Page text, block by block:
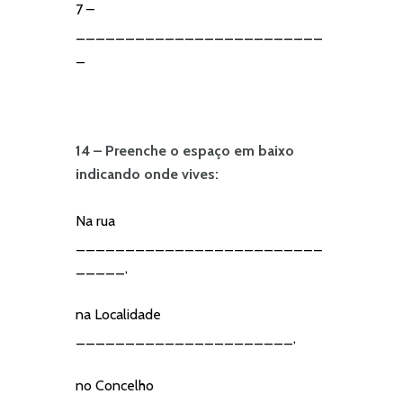
7 –
14 – Preenche o espaço em baixo
indicando onde vives:
Na rua
_____,
na Localidade
______________________,
no Concelho